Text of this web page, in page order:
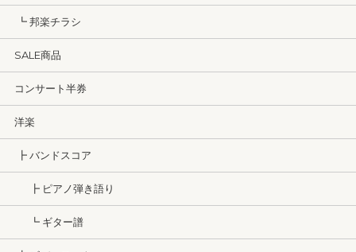
┗ 邦楽チラシ
SALE商品
コンサート半券
洋楽
┣ バンドスコア
┣ ピアノ弾き語り
┗ ギター譜